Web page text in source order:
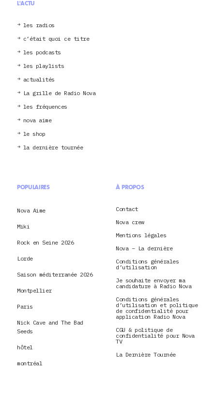
L'ACTU
les radios
c’était quoi ce titre
les podcasts
les playlists
actualités
La grille de Radio Nova
les fréquences
nova aime
le shop
la dernière tournée
POPULAIRES
Nova Aime
Miki
Rock en Seine 2026
Lorde
Saison méditerranée 2026
Montpellier
Paris
Nick Cave and The Bad
Seeds
hôtel
montréal
À PROPOS
Contact
Nova crew
Mentions légales
Nova – La dernière
Conditions générales
d’utilisation
Je souhaite envoyer ma
candidature à Radio Nova
Conditions générales
d’utilisation et politique
de confidentialité pour
application Radio Nova
CGU & politique de
confidentialité pour Nova
TV
La Dernière Tournée